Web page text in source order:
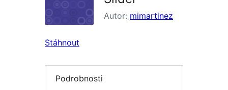
Autor: mimartinez
Stáhnout
Podrobnosti